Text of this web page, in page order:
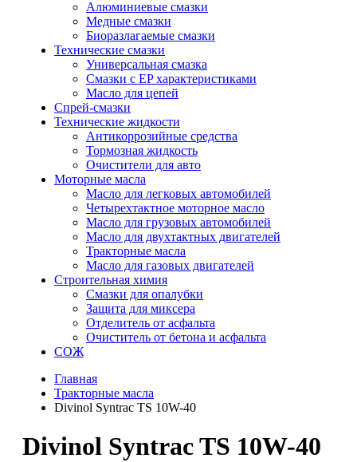
Алюминиевые смазки
Медные смазки
Биоразлагаемые смазки
Технические смазки
Универсальная смазка
Смазки с EP характеристиками
Масло для цепей
Спрей-смазки
Технические жидкости
Антикоррозийные средства
Тормозная жидкость
Очистители для авто
Моторные масла
Масло для легковых автомобилей
Четырехтактное моторное масло
Масло для грузовых автомобилей
Масло для двухтактных двигателей
Тракторные масла
Масло для газовых двигателей
Строительная химия
Смазки для опалубки
Защита для миксера
Отделитель от асфальта
Очиститель от бетона и асфальта
СОЖ
Главная
Тракторные масла
Divinol Syntrac TS 10W-40
Divinol Syntrac TS 10W-40